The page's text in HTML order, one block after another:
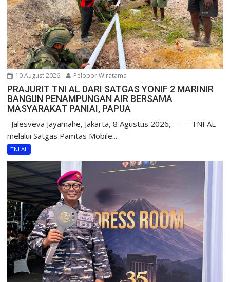
10 August 2026 Pelopor Wiratama
PRAJURIT TNI AL DARI SATGAS YONIF 2 MARINIR
BANGUN PENAMPUNGAN AIR BERSAMA
MASYARAKAT PANIAI, PAPUA
Jalesveva Jayamahe, Jakarta, 8 Agustus 2026, – – – TNI AL
melalui Satgas Pamtas Mobile...
TNI AL